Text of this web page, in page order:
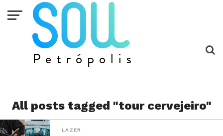
All posts tagged "tour cervejeiro"
LAZER